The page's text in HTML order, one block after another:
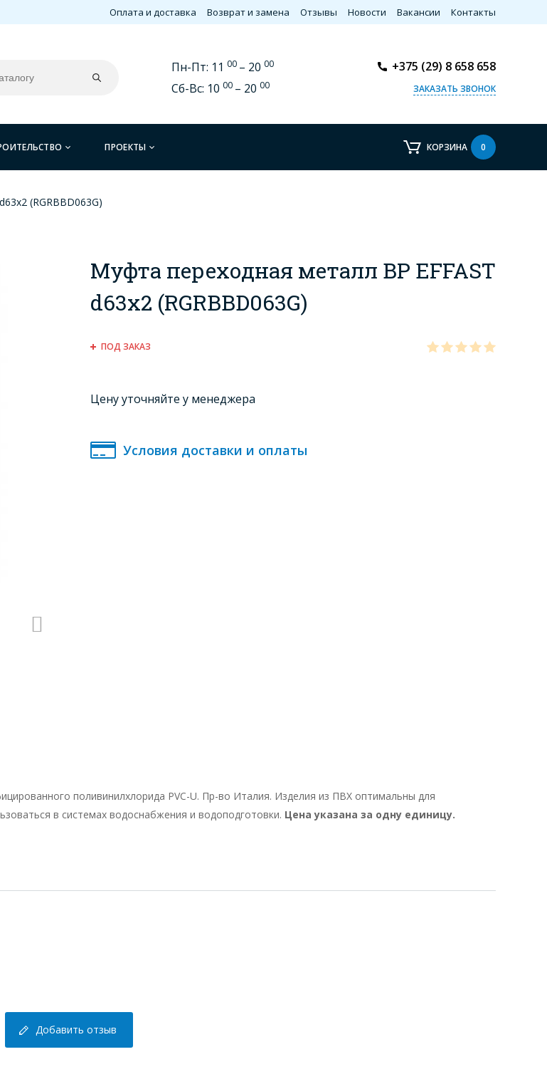
Оплата и доставка Возврат и замена Отзывы Новости Вакансии Контакты
Пн-Пт: 11 00 – 20 00
Сб-Вс: 10 00 – 20 00
+375 (29) 8 658 658
ЗАКАЗАТЬ ЗВОНОК
ПРОЕКТЫ КОРЗИНА 0
(RGRBBD063G)
Муфта переходная металл BР EFFAST
d63x2 (RGRBBD063G)
ПОД ЗАКАЗ
Цену уточняйте у менеджера
Условия доставки и оплаты
поливинилхлорида PVC-U. Пр-во Италия. Изделия из ПВХ оптимальны для
в системах водоснабжения и водоподготовки. Цена указана за одну единицу.
Добавить отзыв